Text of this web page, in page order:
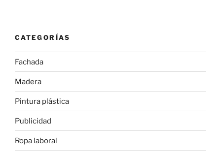
Tiétar
CATEGORÍAS
Fachada
Madera
Pintura plástica
Publicidad
Ropa laboral